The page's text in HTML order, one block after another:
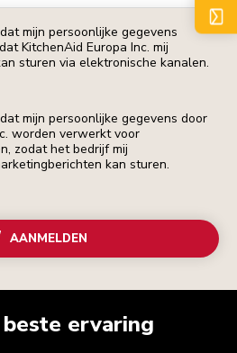
mijn persoonlijke gegevens
KitchenAid Europa Inc. mij
sturen via elektronische kanalen.
mijn persoonlijke gegevens door
worden verwerkt voor
zodat het bedrijf mij
kan sturen.
AANMELDEN
ervaring